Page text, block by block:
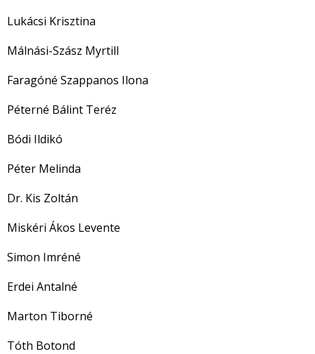
Lukácsi Krisztina
Málnási-Szász Myrtill
Faragóné Szappanos Ilona
Péterné Bálint Teréz
Bódi Ildikó
Péter Melinda
Dr. Kis Zoltán
Miskéri Ákos Levente
Simon Imréné
Erdei Antalné
Marton Tiborné
Tóth Botond